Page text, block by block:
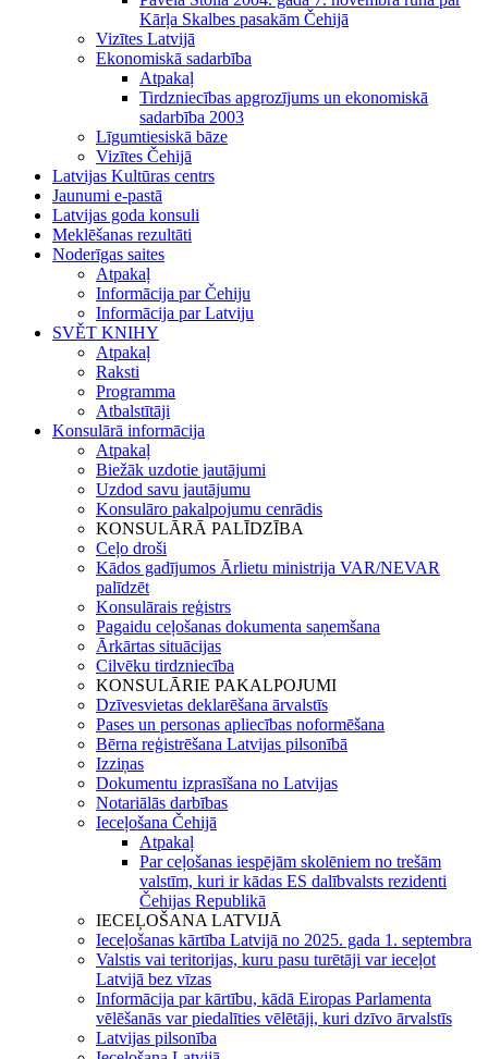
Kārļa Skalbes pasakām Čehijā
Vizītes Latvijā
Ekonomiskā sadarbība
Atpakaļ
Tirdzniecības apgrozījums un ekonomiskā
sadarbība 2003
Līgumtiesiskā bāze
Vizītes Čehijā
Latvijas Kultūras centrs
Jaunumi e-pastā
Latvijas goda konsuli
Meklēšanas rezultāti
Noderīgas saites
Atpakaļ
Informācija par Čehiju
Informācija par Latviju
SVĚT KNIHY
Atpakaļ
Raksti
Programma
Atbalstītāji
Konsulārā informācija
Atpakaļ
Biežāk uzdotie jautājumi
Uzdod savu jautājumu
Konsulāro pakalpojumu cenrādis
KONSULĀRĀ PALĪDZĪBA
Ceļo droši
Kādos gadījumos Ārlietu ministrija VAR/NEVAR
palīdzēt
Konsulārais reģistrs
Pagaidu ceļošanas dokumenta saņemšana
Ārkārtas situācijas
Cilvēku tirdzniecība
KONSULĀRIE PAKALPOJUMI
Dzīvesvietas deklarēšana ārvalstīs
Pases un personas apliecības noformēšana
Bērna reģistrēšana Latvijas pilsonībā
Izziņas
Dokumentu izprasīšana no Latvijas
Notariālās darbības
Ieceļošana Čehijā
Atpakaļ
Par ceļošanas iespējām skolēniem no trešām
valstīm, kuri ir kādas ES dalībvalsts rezidenti
Čehijas Republikā
IECEĻOŠANA LATVIJĀ
Ieceļošanas kārtība Latvijā no 2025. gada 1. septembra
Valstis vai teritorijas, kuru pasu turētāji var ieceļot
Latvijā bez vīzas
Informācija par kārtību, kādā Eiropas Parlamenta
vēlēšanās var piedalīties vēlētāji, kuri dzīvo ārvalstīs
Latvijas pilsonība